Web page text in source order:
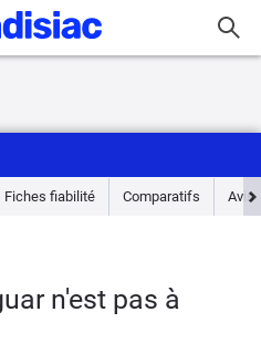
Fiches fiabilité Comparatifs Avis
n'est pas à